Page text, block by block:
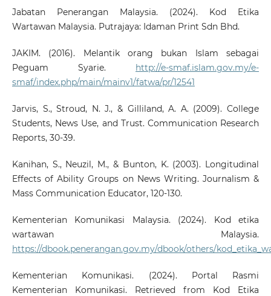
Jabatan Penerangan Malaysia. (2024). Kod Etika
Wartawan Malaysia. Putrajaya: Idaman Print Sdn Bhd.
JAKIM. (2016). Melantik orang bukan Islam sebagai
Peguam Syarie. http://e-smaf.islam.gov.my/e-
smaf/index.php/main/mainv1/fatwa/pr/12541
Jarvis, S., Stroud, N. J., & Gilliland, A. A. (2009). College
Students, News Use, and Trust. Communication Research
Reports, 30-39.
Kanihan, S., Neuzil, M., & Bunton, K. (2003). Longitudinal
Effects of Ability Groups on News Writing. Journalism &
Mass Communication Educator, 120-130.
Kementerian Komunikasi Malaysia. (2024). Kod etika
wartawan Malaysia.
https://dbook.penerangan.gov.my/dbook/others/
Kementerian Komunikasi. (2024). Portal Rasmi
Kementerian Komunikasi. Retrieved from Kod Etika